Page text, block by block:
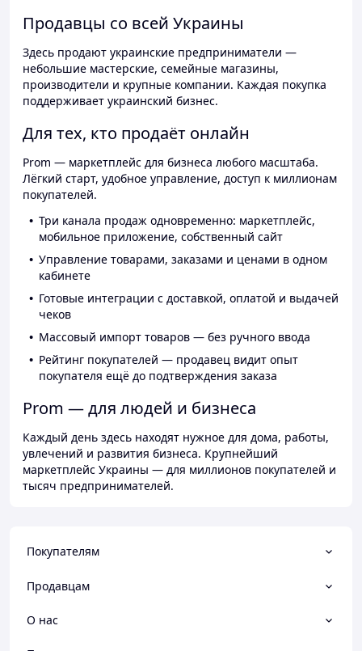
Продавцы со всей Украины
Здесь продают украинские предприниматели —
небольшие мастерские, семейные магазины,
производители и крупные компании. Каждая покупка
поддерживает украинский бизнес.
Для тех, кто продаёт онлайн
Prom — маркетплейс для бизнеса любого масштаба.
Лёгкий старт, удобное управление, доступ к миллионам
покупателей.
Три канала продаж одновременно: маркетплейс,
мобильное приложение, собственный сайт
Управление товарами, заказами и ценами в одном
кабинете
Готовые интеграции с доставкой, оплатой и выдачей
чеков
Массовый импорт товаров — без ручного ввода
Рейтинг покупателей — продавец видит опыт
покупателя ещё до подтверждения заказа
Prom — для людей и бизнеса
Каждый день здесь находят нужное для дома, работы,
увлечений и развития бизнеса. Крупнейший
маркетплейс Украины — для миллионов покупателей и
тысяч предпринимателей.
Покупателям
Продавцам
О нас